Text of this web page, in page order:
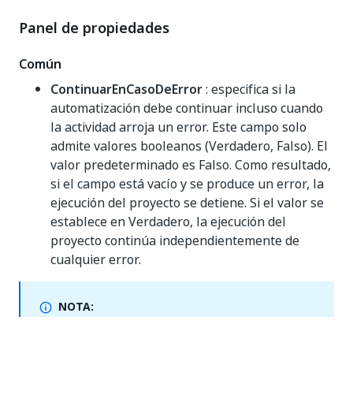
Panel de propiedades
Común
ContinuarEnCasoDeError: especifica si la
automatización debe continuar incluso cuando
la actividad arroja un error. Este campo solo
admite valores booleanos (Verdadero, Falso). El
valor predeterminado es Falso. Como resultado,
si el campo está vacío y se produce un error, la
ejecución del proyecto se detiene. Si el valor se
establece en Verdadero, la ejecución del
proyecto continúa independientemente de
cualquier error.
NOTA: